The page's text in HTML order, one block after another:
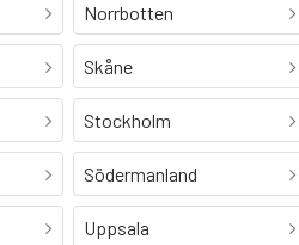
Norrbotten
Skåne
Stockholm
Södermanland
Uppsala